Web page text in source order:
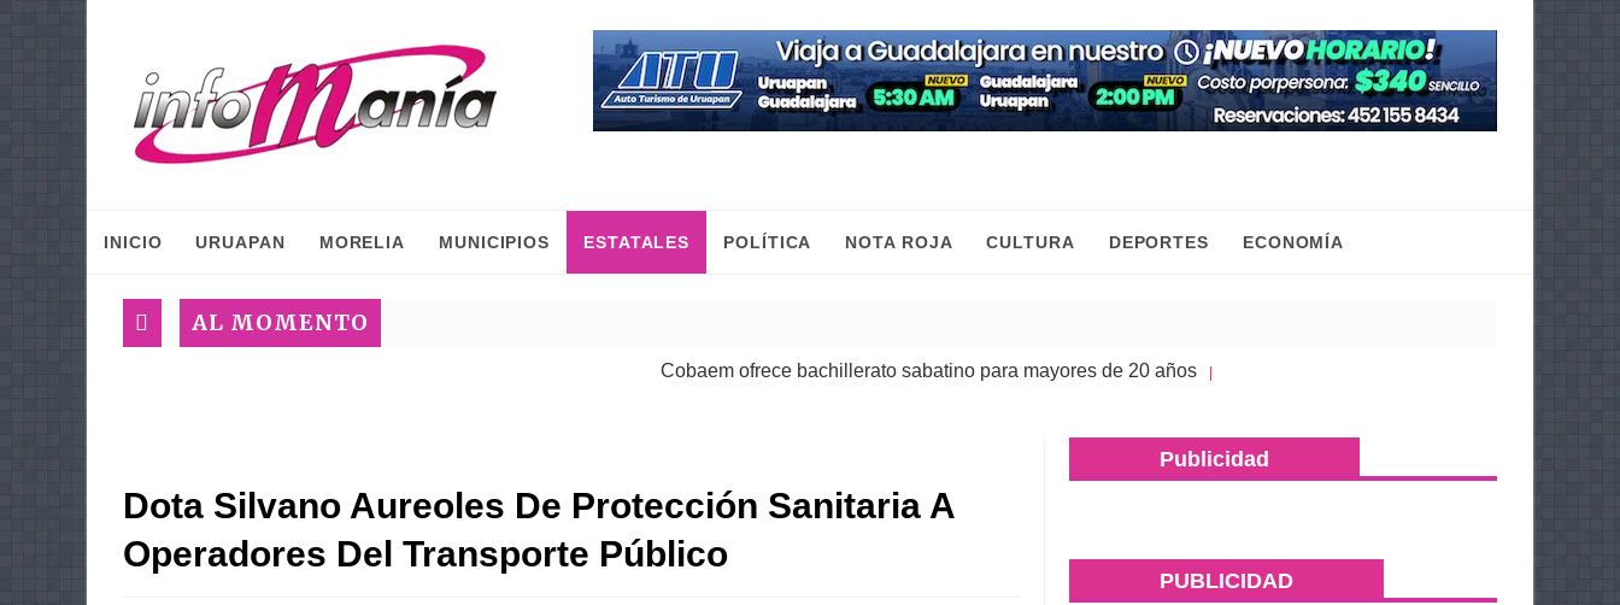
INICIO URUAPAN MORELIA MUNICIPIOS ESTATALES POLÍTICA NOTA ROJA CULTURA DEPORTES ECONOMÍA
AL MOMENTO
Cobaem ofrece bachillerato sabatino para mayores de 20 años| 05 Ago 2026
Dota Silvano Aureoles De Protección Sanitaria A
Operadores Del Transporte Público
Publicidad
PUBLICIDAD